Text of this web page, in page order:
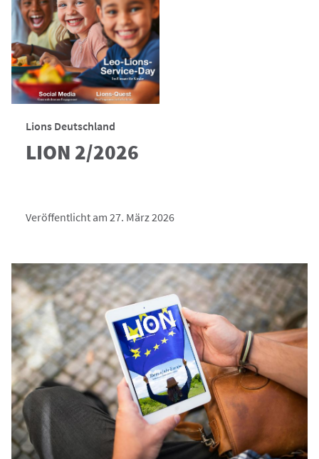
Lions Deutschland
LION 2/2026
Veröffentlicht am 27. März 2026